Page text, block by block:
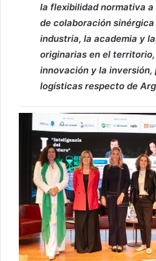
la flexibilidad normativa
de colaboración
industria, la academia y
originarias en el
innovación y la inversión,
logísticas respecto de